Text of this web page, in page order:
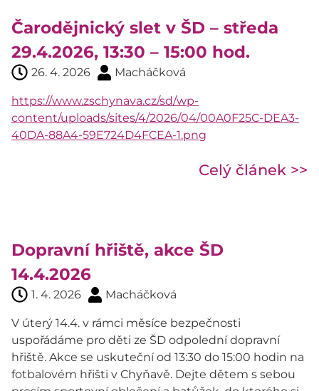
Čarodějnický slet v ŠD – středa
29.4.2026, 13:30 – 15:00 hod.
26. 4. 2026 Macháčková
https://www.zschynava.cz/sd/wp-
content/uploads/sites/4/2026/04/00A0F25C-DEA3-
40DA-88A4-59E724D4FCEA-1.png
Celý článek >>
Dopravní hřiště, akce ŠD
14.4.2026
1. 4. 2026 Macháčková
V úterý 14.4. v rámci měsíce bezpečnosti
uspořádáme pro děti ze ŠD odpolední dopravní
hřiště. Akce se uskuteční od 13:30 do 15:00 hodin na
fotbalovém hřišti v Chyňavě. Dejte dětem s sebou